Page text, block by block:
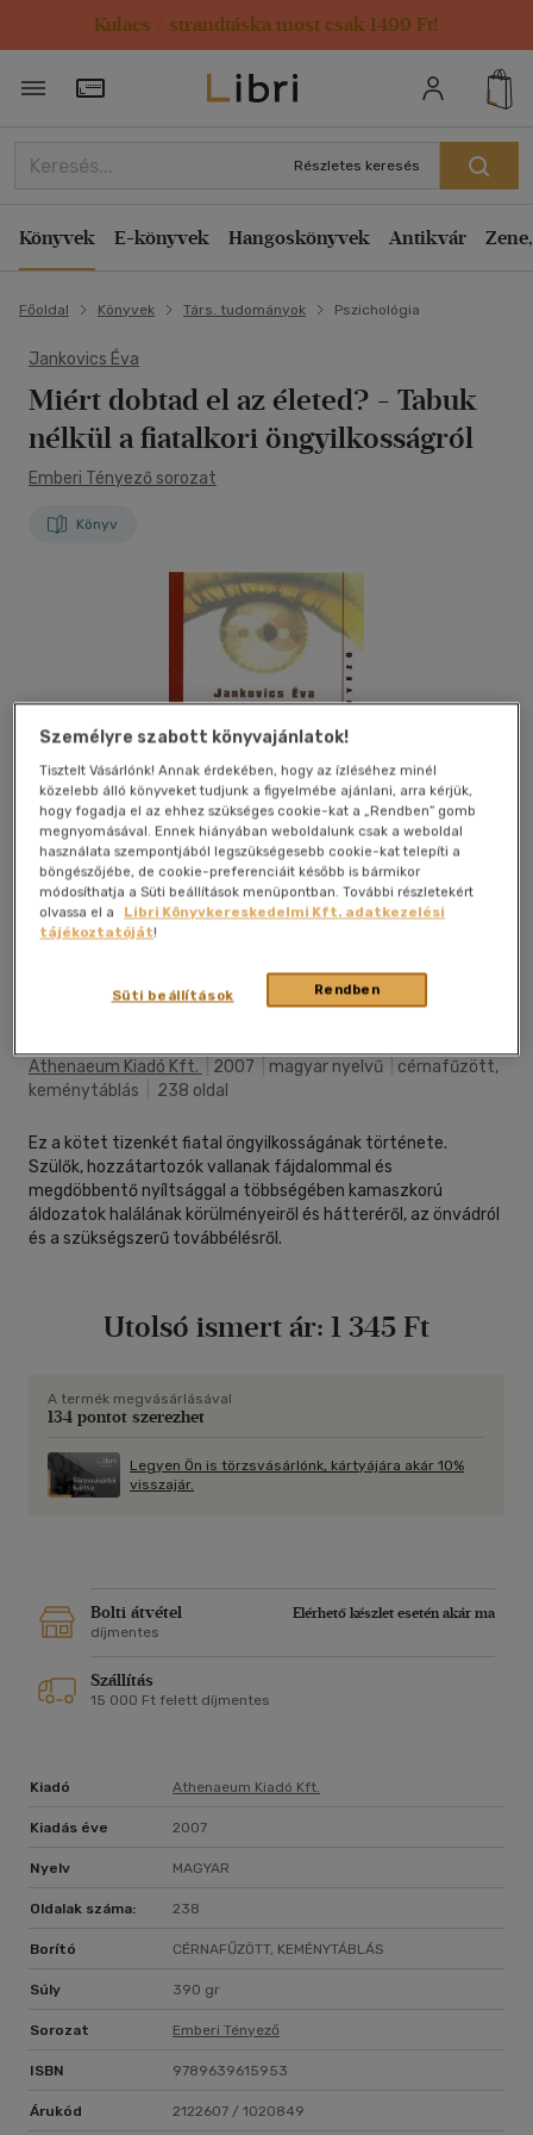
Kulacs / strandtáska most csak 1499 Ft!
Törzsvásárlói Kártya adatai
Részletes keresés
Könyvek E-könyvek Hangoskönyvek Antikvár
Főoldal Könyvek Társ. tudományok Pszichológia
Jankovics Éva
Miért dobtad el az életed? - Tabuk
nélkül a fiatalkori öngyilkosságról
Emberi Tényező sorozat
Könyv
Megosztom
Athenaeum Kiadó Kft. 2007 magyar nyelvű
cérnafűzött,
keménytáblás
238 oldal
Ez a kötet tizenkét fiatal öngyilkosságának története.
Szülők, hozzátartozók vallanak fájdalommal és
megdöbbentő nyíltsággal a többségében kamaszkorú
áldozatok halálának körülményeiről és hátteréről, az önvádról
és a szükségszerű továbbélésről.
Utolsó ismert ár: 1 345 Ft
A termék megvásárlásával
134 pontot szerezhet
Legyen Ön is törzsvásárlónk, kártyájára akár 10%
visszajár.
Bolti átvétel
Elérhető készlet esetén akár ma
díjmentes
Szállítás
15 000 Ft felett díjmentes
Kiadó Athenaeum Kiadó Kft.
Kiadás éve 2007
Nyelv MAGYAR
Oldalak száma: 238
Borító CÉRNAFŰZÖTT, KEMÉNYTÁBLÁS
Súly 390 gr
Sorozat Emberi Tényező
ISBN 9789639615953
Árukód 2122607 / 1020849
Személyre szabott könyvajánlatok!
Tisztelt Vásárlónk! Annak érdekében, hogy az ízléséhez minél
közelebb álló könyveket tudjunk a figyelmébe ajánlani, arra kérjük,
hogy fogadja el az ehhez szükséges cookie-kat a „Rendben” gomb
megnyomásával. Ennek hiányában weboldalunk csak a weboldal
használata szempontjából legszükségesebb cookie-kat telepíti a
böngészőjébe, de cookie-preferenciáit később is bármikor
módosíthatja a Süti beállítások menüpontban. További részletekért
olvassa el a
Libri Könyvkereskedelmi Kft. adatkezelési
tájékoztatóját!
Rendben
Süti beállítások